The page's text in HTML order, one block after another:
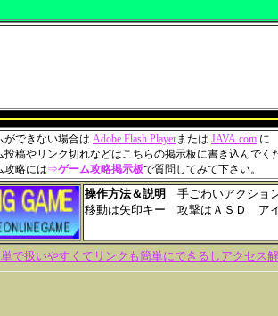
ができない場合は Adobe Flash Playerまたは JAVA.com に
投稿やリンク切れなどはこちらの掲示板に書き込んで
攻略には⇒ゲーム攻略掲示板で質問してみて下さい。
操作方法＆説明
手ごわいアクショ
移動は矢印キー 攻撃はＡＳＤ ア
で扱いやすくてリンクも簡単にできるしアクセス